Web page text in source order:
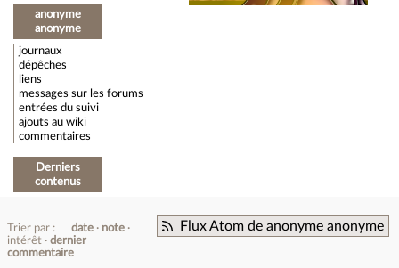
anonyme
anonyme
journaux
dépêches
liens
messages sur les forums
entrées du suivi
ajouts au wiki
commentaires
Derniers
contenus
Flux Atom de anonyme anonyme
Trier par : date
note
intérêt
dernier
commentaire